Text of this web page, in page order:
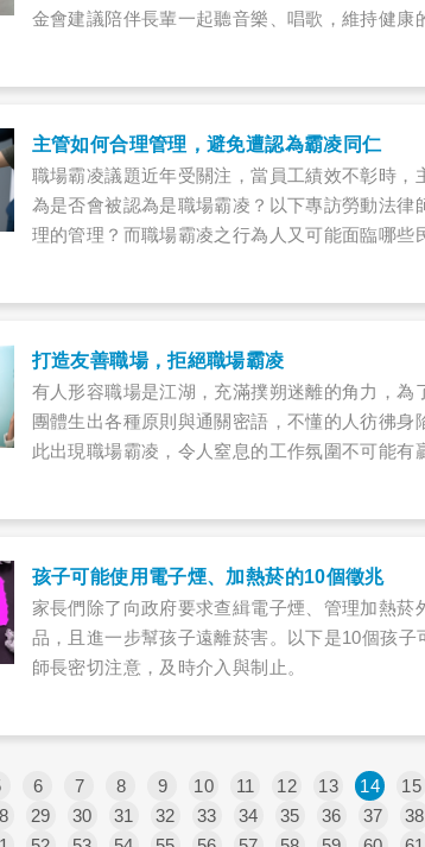
金會建議陪伴長輩一起聽音樂、唱歌，維持健康
主管如何合理管理，避免遭認為霸凌同仁
職場霸凌議題近年受關注，當員工績效不彰時，
為是否會被認為是職場霸凌？以下專訪勞動法律
理的管理？而職場霸凌之行為人又可能面臨哪些
打造友善職場，拒絕職場霸凌
有人形容職場是江湖，充滿撲朔迷離的角力，為
團體生出各種原則與通關密語，不懂的人彷彿身
此出現職場霸凌，令人窒息的工作氛圍不可能有
孩子可能使用電子煙、加熱菸的10個徵兆
家長們除了向政府要求查緝電子煙、管理加熱菸
品，且進一步幫孩子遠離菸害。以下是10個孩
師長密切注意，及時介入與制止。
6 7 8 9 10 11 12 13 14 15
29 30 31 32 33 34 35 36 37 38